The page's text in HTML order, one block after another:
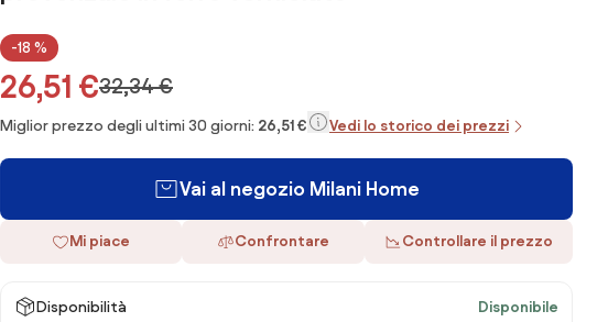
-18 %
26,51 €32,34 €
Miglior prezzo degli ultimi 30 giorni: 26,51 € Vedi lo storico dei prezzi
Vai al negozio Milani Home
Mi piace Confrontare Controllare il prezzo
Disponibilità Disponibile